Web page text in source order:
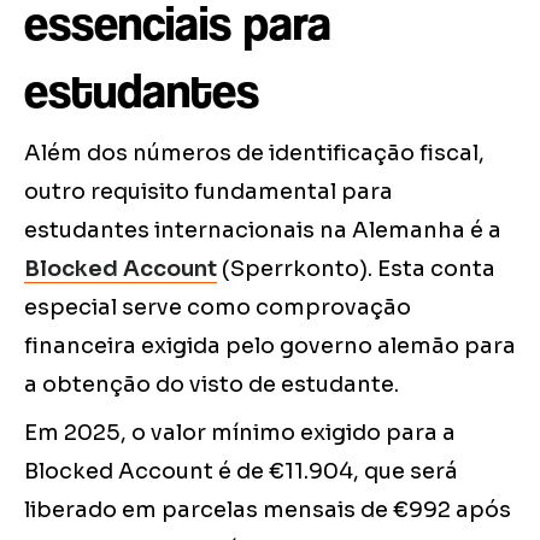
essenciais para
estudantes
Além dos números de identificação fiscal,
outro requisito fundamental para
estudantes internacionais na Alemanha é a
Blocked Account (Sperrkonto). Esta conta
especial serve como comprovação
financeira exigida pelo governo alemão para
a obtenção do visto de estudante.
Em 2025, o valor mínimo exigido para a
Blocked Account é de €11.904, que será
liberado em parcelas mensais de €992 após